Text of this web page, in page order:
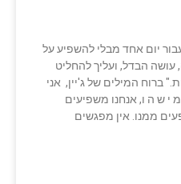
יום אחד מבלי להשפיע על
הבדל, ועליך להחליט
ברוח המילים של ג'יין, אני
י ש ה ו, אנחנו משפיעים
ממנו. אין מפגשים